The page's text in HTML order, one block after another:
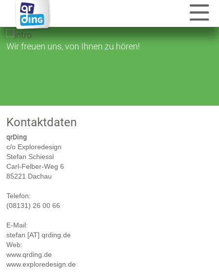
Wir freuen uns, von Ihnen zu hören!
Kontaktdaten
qrDing
c/o Exploredesign
Stefan Schiessl
Carl-Felber-Weg 6
85221 Dachau
Telefon:
(08131) 26 00 66
E-Mail:
stefan [AT] qrding.de
Web:
www.qrding.de
www.exploredesign.de